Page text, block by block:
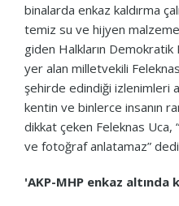
binalarda enkaz kaldırma
temiz su ve hijyen
giden Halkların
yer alan milletvekili
şehirde edindiği izlenimleri
kentin ve binlerce insanın
dikkat çeken Feleknas Uca,
ve fotoğraf anlatamaz”
'AKP-MHP enkaz altında